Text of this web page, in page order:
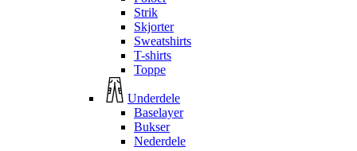
Strik
Skjorter
Sweatshirts
T-shirts
Toppe
Underdele
Baselayer
Bukser
Nederdele